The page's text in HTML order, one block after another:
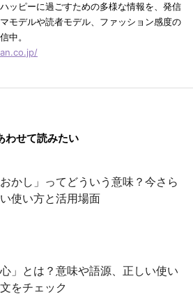
ッピーに過ごすための多様な情報を、発信
モデルや読者モデル、ファッション感度の
中。
わせて読みたい
おかし」ってどういう意味？今さら
使い方と活用場面
心」とは？意味や語源、正しい使い
をチェック